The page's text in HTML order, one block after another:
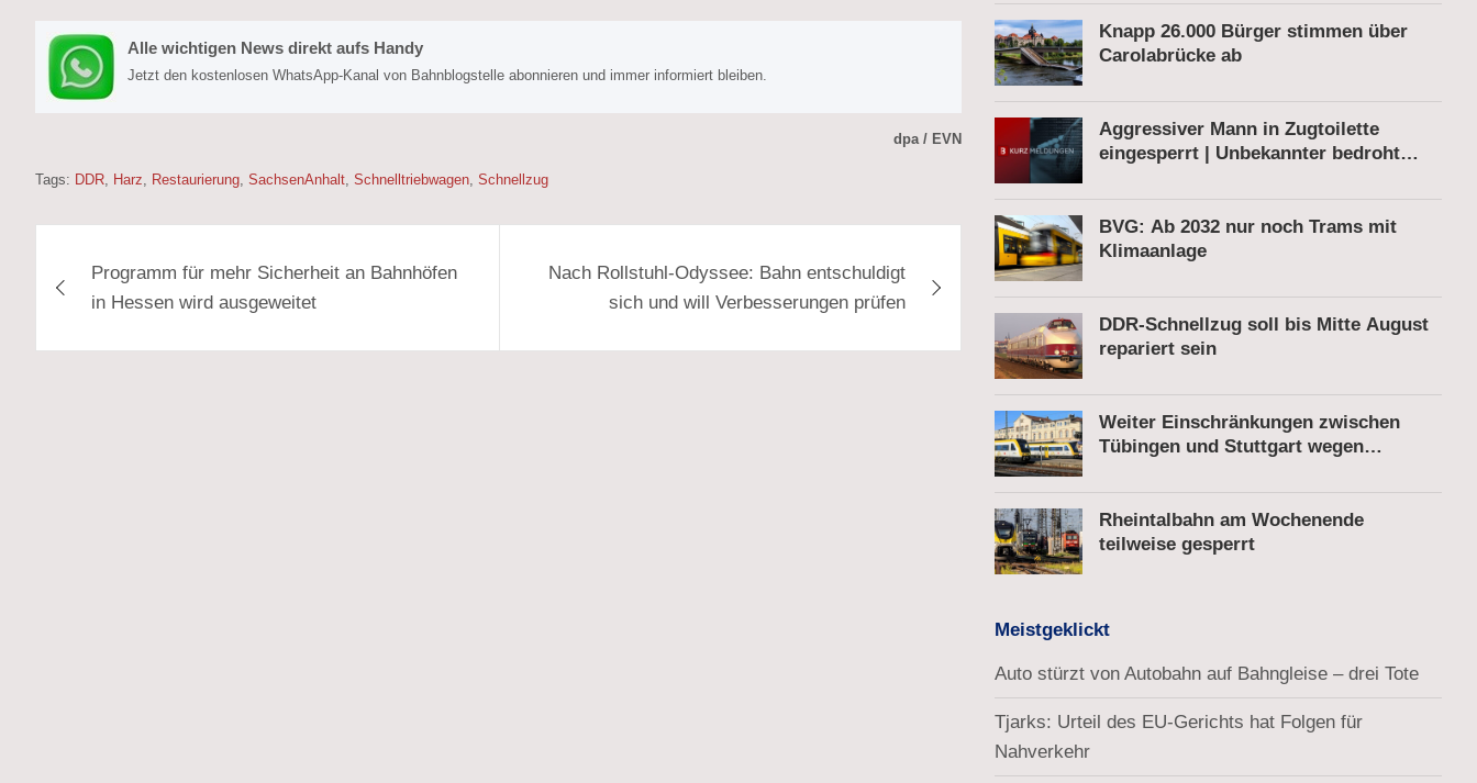
Alle wichtigen News direkt aufs Handy
Jetzt den kostenlosen WhatsApp-Kanal von Bahnblogstelle abonnieren und immer informiert bleiben.
dpa / EVN
Tags: DDR Harz Restaurierung SachsenAnhalt Schnelltriebwagen Schnellzug
Programm für mehr Sicherheit an Bahnhöfen
in Hessen wird ausgeweitet
Nach Rollstuhl-Odyssee: Bahn entschuldigt
sich und will Verbesserungen prüfen
Knapp 26.000 Bürger stimmen über
Carolabrücke ab
Aggressiver Mann in Zugtoilette
eingesperrt | Unbekannter bedroht
gesprengt
BVG: Ab 2032 nur noch Trams mit
Klimaanlage
DDR-Schnellzug soll bis Mitte August
repariert sein
Weiter Einschränkungen zwischen
Tübingen und Stuttgart wegen
Rheintalbahn am Wochenende
teilweise gesperrt
Meistgeklickt
Auto stürzt von Autobahn auf Bahngleise – drei Tote
Tjarks: Urteil des EU-Gerichts hat Folgen für
Nahverkehr